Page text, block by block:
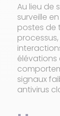
Au lieu de
surveille
postes de
élévations
signaux
antivirus